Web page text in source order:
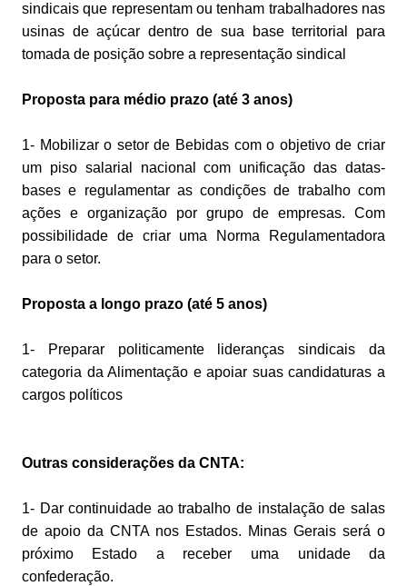
sindicais que representam ou tenham trabalhadores nas
usinas de açúcar dentro de sua base territorial para
tomada de posição sobre a representação sindical
Proposta para médio prazo (até 3 anos)
1- Mobilizar o setor de Bebidas com o objetivo de criar
um piso salarial nacional com unificação das datas-
bases e regulamentar as condições de trabalho com
ações e organização por grupo de empresas. Com
possibilidade de criar uma Norma Regulamentadora
para o setor.
Proposta a longo prazo (até 5 anos)
1- Preparar politicamente lideranças sindicais da
categoria da Alimentação e apoiar suas candidaturas a
cargos políticos
Outras considerações da CNTA:
1- Dar continuidade ao trabalho de instalação de salas
de apoio da CNTA nos Estados. Minas Gerais será o
próximo Estado a receber uma unidade da
confederação.